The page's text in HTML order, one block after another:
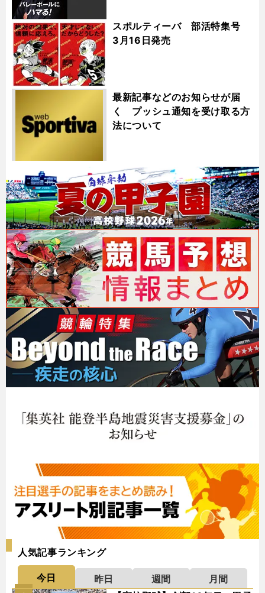
スポルティーバ 部活特集号
3月16日発売
最新記事などのお知らせが届
く プッシュ通知を受け取る方
法について
人気記事ランキング
今日 昨日 週間
月間